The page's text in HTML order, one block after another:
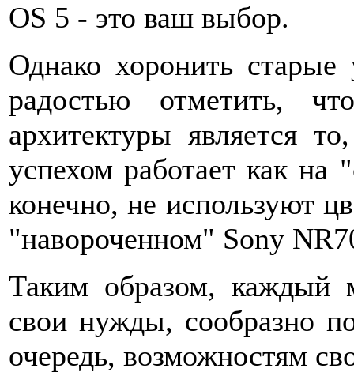
OS 5 - это ваш выбор.
Однако хоронить
радостью отметить,
архитектуры является
успехом работает как
конечно, не используют
"навороченном" Sony
Таким образом, каждый
свои нужды, сообразно
очередь, возможностям